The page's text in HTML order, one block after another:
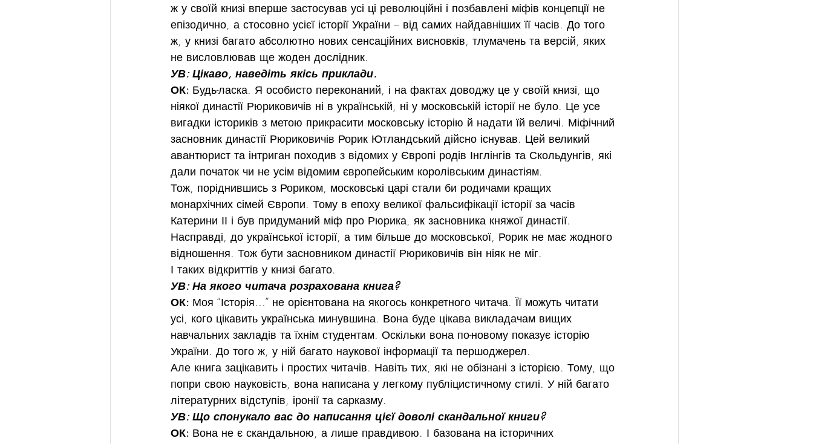
ж у своїй книзі вперше застосував усі ці революційні і позбавлені міфів концепції не
епізодично, а стосовно усієї історії України – від самих найдавніших її часів. До того
ж, у книзі багато абсолютно нових сенсаційних висновків, тлумачень та версій, яких
не висловлював ще жоден дослідник.
УВ: Цікаво, наведіть якісь приклади.
ОК: Будь-ласка. Я особисто переконаний, і на фактах доводжу це у своїй книзі, що
ніякої династії Рюриковичів ні в українській, ні у московській історії не було. Це усе
вигадки істориків з метою прикрасити московську історію й надати їй величі. Міфічний
засновник династії Рюриковичів Рорик Ютландський дійсно існував. Цей великий
авантюрист та інтриган походив з відомих у Європі родів Інглінгів та Скольдунгів, які
дали початок чи не усім відомим європейським королівським династіям.
Тож, поріднившись з Рориком, московські царі стали би родичами кращих
монархічних сімей Європи. Тому в епоху великої фальсифікації історії за часів
Катерини ІІ і був придуманий міф про Рюрика, як засновника княжої династії.
Насправді, до української історії, а тим більше до московської, Рорик не має жодного
відношення. Тож бути засновником династії Рюриковичів він ніяк не міг.
І таких відкриттів у книзі багато.
УВ: На якого читача розрахована книга?
ОК: Моя “Історія…” не орієнтована на якогось конкретного читача. Її можуть читати
усі, кого цікавить українська минувшина. Вона буде цікава викладачам вищих
навчальних закладів та їхнім студентам. Оскільки вона по-новому показує історію
України. До того ж, у ній багато наукової інформації та першоджерел.
Але книга зацікавить і простих читачів. Навіть тих, які не обізнані з історією. Тому, що
попри свою науковість, вона написана у легкому публіцистичному стилі. У ній багато
літературних відступів, іронії та сарказму.
УВ: Що спонукало вас до написання цієї доволі скандальної книги?
ОК: Вона не є скандальною, а лише правдивою. І базована на історичних